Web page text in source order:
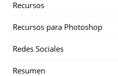
Recursos
Recursos para Photoshop
Redes Sociales
Resumen